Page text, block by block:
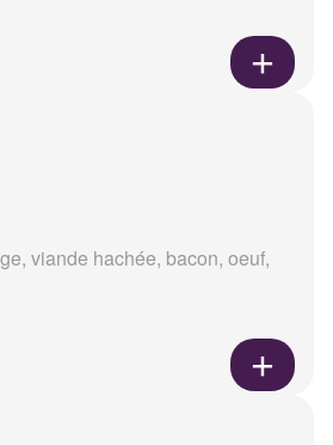
viande hachée, bacon, oeuf,